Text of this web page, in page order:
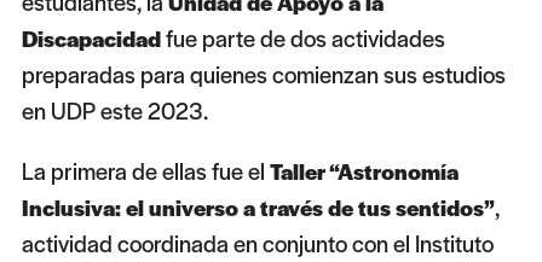
Discapacidadfue parte de dos actividades
preparadas para quienes comienzan sus estudios
en UDP este 2023.
La primera de ellas fue el Taller “Astronomía
Inclusiva: el universo a través de tus sentidos”,
actividad coordinada en conjunto con el Instituto